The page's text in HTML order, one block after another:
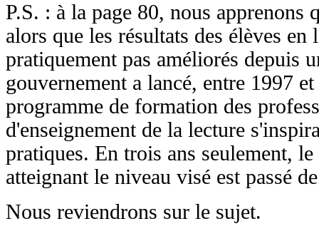
P.S. : à la page 80, nous
alors que les résultats des élèves en
pratiquement pas améliorés depuis
gouvernement a lancé, entre 1997
programme de formation des
d'enseignement de la lecture
pratiques. En trois ans seulement,
atteignant le niveau visé est passé
Nous reviendrons sur le sujet.